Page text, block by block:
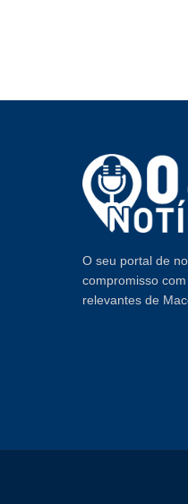
O seu portal de
compromisso
relevantes de